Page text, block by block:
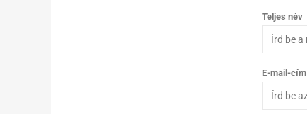
Teljes név
E-mail-cím